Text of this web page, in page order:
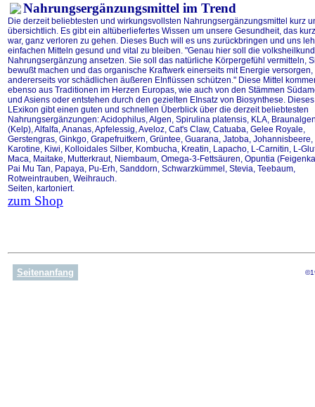
Nahrungsergänzungsmittel im Trend
Die derzeit beliebtesten und wirkungsvollsten Nahrungsergänzungsmittel kurz
übersichtlich. Es gibt ein altüberliefertes Wissen um unsere Gesundheit, das
war, ganz verloren zu gehen. Dieses Buch will es uns zurückbringen und uns
einfachen Mitteln gesund und vital zu bleiben. "Genau hier soll die
Nahrungsergänzung ansetzen. Sie soll das natürliche Körpergefühl vermitteln,
bewußt machen und das organische Kraftwerk einerseits mit Energie versorgen,
andererseits vor schädlichen äußeren EInflüssen schützen." Diese Mittel
ebenso aus Traditionen im Herzen Europas, wie auch von den Stämmen
und Asiens oder entstehen durch den gezielten EInsatz von Biosynthese. Dieses
LExikon gibt einen guten und schnellen Überblick über die derzeit beliebtesten
Nahrungsergänzungen: Acidophilus, Algen, Spirulina platensis, KLA,
(Kelp), Alfalfa, Ananas, Apfelessig, Aveloz, Cat's Claw, Catuaba, Gelee Royale,
Gerstengras, Ginkgo, Grapefruitkern, Grüntee, Guarana, Jatoba, Johannisbeere,
Karotine, Kiwi, Kolloidales Silber, Kombucha, Kreatin, Lapacho, L-Carnitin, L-
Maca, Maitake, Mutterkraut, Niembaum, Omega-3-Fettsäuren, Opuntia
Pai Mu Tan, Papaya, Pu-Erh, Sanddorn, Schwarzkümmel, Stevia, Teebaum,
Rotweintrauben, Weihrauch.
Seiten, kartoniert.
zum Shop
Seitenanfang